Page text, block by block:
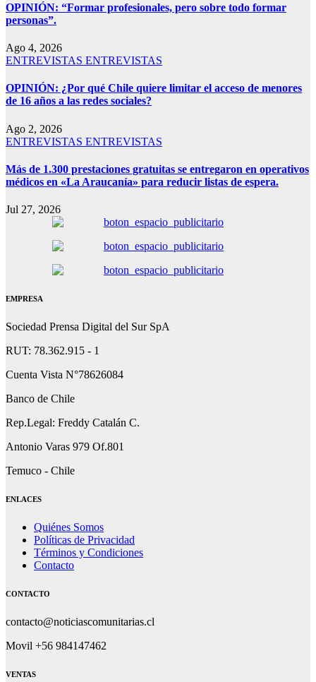
OPINIÓN: “Formar profesionales, pero sobre todo formar
personas”.
Ago 4, 2026
ENTREVISTAS ENTREVISTAS
OPINIÓN: ¿Por qué Chile quiere limitar el acceso de menores
de 16 años a las redes sociales?
Ago 2, 2026
ENTREVISTAS ENTREVISTAS
Más de 1.300 prestaciones gratuitas se entregaron en operativos
médicos en «La Araucanía» para reducir listas de espera.
Jul 27, 2026
EMPRESA
Sociedad Prensa Digital del Sur SpA
RUT: 78.362.915 - 1
Cuenta Vista N°78626084
Banco de Chile
Rep.Legal: Freddy Catalán C.
Antonio Varas 979 Of.801
Temuco - Chile
ENLACES
Quiénes Somos
Políticas de Privacidad
Términos y Condiciones
Contacto
CONTACTO
contacto@noticiascomunitarias.cl
Movil +56 984147462
VENTAS